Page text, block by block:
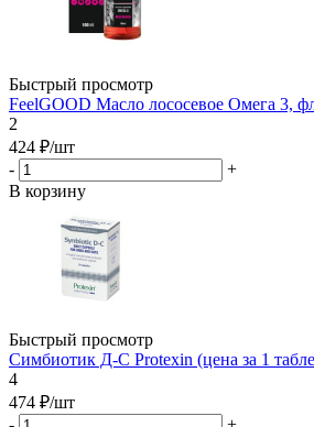
Быстрый просмотр
FeelGOOD Масло лососевое Омега 3,
2
424 ₽/шт
-
+
В корзину
Быстрый просмотр
Симбиотик Д-С Protexin (цена за 1
4
474 ₽/шт